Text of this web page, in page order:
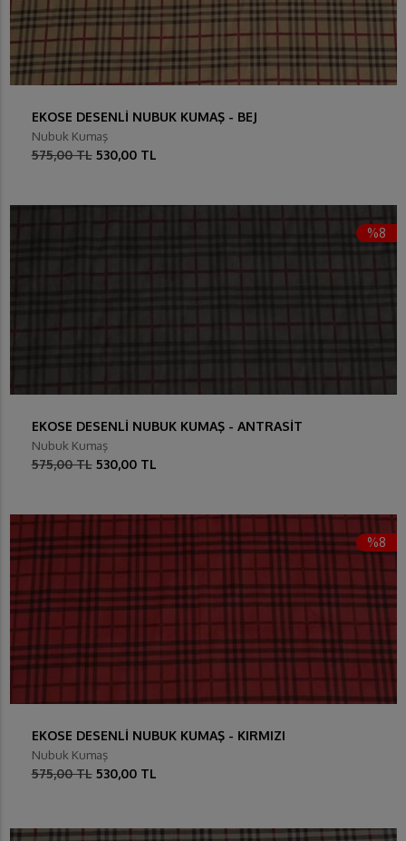
EKOSE DESENLİ NUBUK KUMAŞ - BEJ
Nubuk Kumaş
575,00 TL 530,00 TL
%8
EKOSE DESENLİ NUBUK KUMAŞ - ANTRASİT
Nubuk Kumaş
575,00 TL 530,00 TL
%8
EKOSE DESENLİ NUBUK KUMAŞ - KIRMIZI
Nubuk Kumaş
575,00 TL 530,00 TL